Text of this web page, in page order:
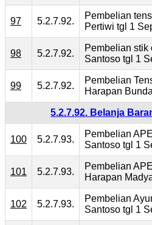
97 5.2.7.92.
Pembelian
Pertiwi tgl 1
98 5.2.7.92.
Pembelian stik
Santoso tgl 1
99 5.2.7.92.
Pembelian
Harapan
5.2.7.92. Belanja
100 5.2.7.93.
Pembelian
Santoso tgl 1
101 5.2.7.93.
Pembelian
Harapan
102 5.2.7.93.
Pembelian
Santoso tgl 1